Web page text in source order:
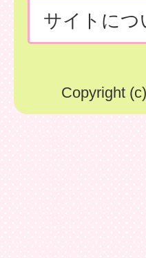
サイトにつ
Copyright